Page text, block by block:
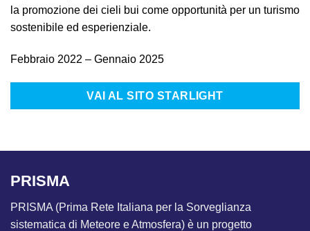
la promozione dei cieli bui come opportunità per un turismo
sostenibile ed esperienziale.
Febbraio 2022 – Gennaio 2025
VAI AL SITO STARLIGHT
PRISMA
PRISMA (Prima Rete Italiana per la Sorveglianza
sistematica di Meteore e Atmosfera) è un progetto